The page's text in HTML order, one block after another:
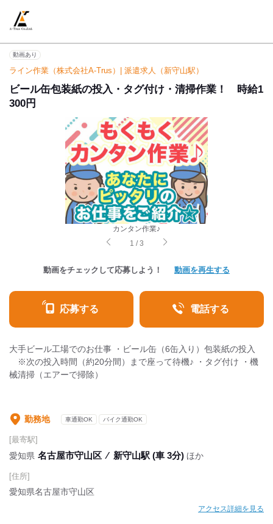
動画あり
ライン作業（株式会社A-Trus）| 派遣求人（新守山駅）
ビール缶包装紙の投入・タグ付け・清掃作業！ 時給1
300円
カンタン作業♪
1 /3
動画をチェックして応募しよう！ 動画を再生する
応募する 電話する
大手ビール工場でのお仕事 ・ビール缶（6缶入り）包装紙の投入
※次の投入時間（約20分間）まで座って待機♪ ・タグ付け ・機
械清掃（エアーで掃除）
勤務地 車通勤OK バイク通勤OK
[最寄駅]
愛知県 名古屋市守山区 ⁄ 新守山駅 (車 3分) ほか
[住所]
愛知県名古屋市守山区
アクセス詳細を見る